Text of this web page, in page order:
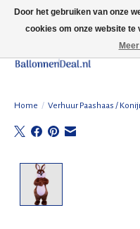
Wij zijn gesloten t/m 3 augustus i.v.m. de
Home / Verhuur Paashaas /
Product image
Door het gebruiken van onze
cookies om onze website te